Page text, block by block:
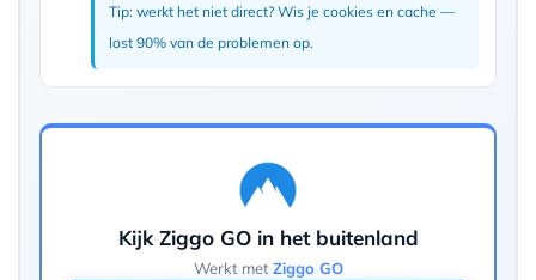
Tip: werkt het niet direct? Wis je cookies en cache —
lost 90% van de problemen op.
Kijk Ziggo GO in het buitenland
Werkt metZiggo GO